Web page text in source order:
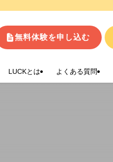
LUCKとは よくある質問
無料体験を申し込む